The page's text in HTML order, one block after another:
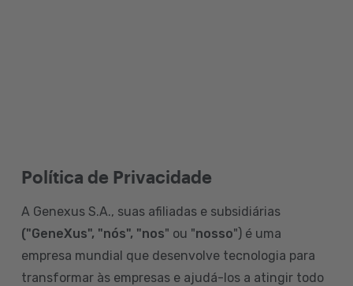
Política de Privacidade
A Genexus S.A., suas afiliadas e subsidiárias
("GeneXus", "nós", "nos" ou "nosso") é uma
empresa mundial que desenvolve tecnologia para
transformar às empresas e ajudá-los a atingir todo